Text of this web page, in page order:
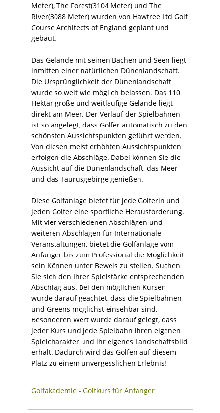
Meter), The Forest(3104 Meter) und The
River(3088 Meter) wurden von Hawtree Ltd Golf
Course Architects of England geplant und
gebaut.
Das Gelände mit seinen Bächen und Seen liegt
inmitten einer natürlichen Dünenlandschaft.
Die Ursprünglichkeit der Dünenlandschaft
wurde so weit wie möglich belassen. Das 110
Hektar große und weitläufige Gelände liegt
direkt am Meer. Der Verlauf der Spielbahnen
ist so angelegt, dass Golfer automatisch zu den
schönsten Aussichtspunkten geführt werden.
Von diesen meist erhöhten Aussichtspunkten
erfolgen die Abschläge. Dabei können Sie die
Aussicht auf die Dünenlandschaft, das Meer
und das Taurusgebirge genießen.
Diese Golfanlage bietet für jede Golferin und
jeden Golfer eine sportliche Herausforderung.
Mit vier verschiedenen Abschlägen und
weiteren Abschlägen für Internationale
Veranstaltungen, bietet die Golfanlage vom
Anfänger bis zum Professional die Möglichkeit
sein Können unter Beweis zu stellen. Suchen
Sie sich den Ihrer Spielstärke entsprechenden
Abschlag aus. Bei den möglichen Kursen
wurde darauf geachtet, dass die Spielbahnen
und Greens möglichst einsehbar sind.
Besonderen Wert wurde darauf gelegt, dass
jeder Kurs und jede Spielbahn ihren eigenen
Spielcharakter und ihr eigenes Landschaftsbild
erhält. Dadurch wird das Golfen auf diesem
Platz zu einem unvergesslichen Erlebnis!
Golfakademie - Golfkurs für Anfänger